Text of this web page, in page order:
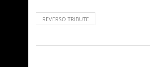
REVERSO TRIBUTE